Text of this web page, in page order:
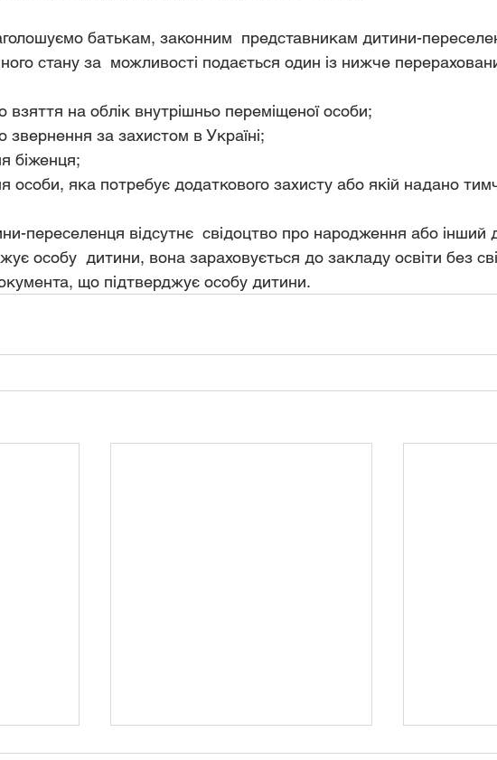
батькам, законним  представникам дитини-
стану за  можливості подається один із нижче
взяття на облік внутрішньо переміщеної особи;
звернення за захистом в Україні;
біженця;
особи, яка потребує додаткового захисту або якій надано
переселенця відсутнє  свідоцтво про народження або інший
особу  дитини, вона зараховується до закладу освіти без
що підтверджує особу дитини.